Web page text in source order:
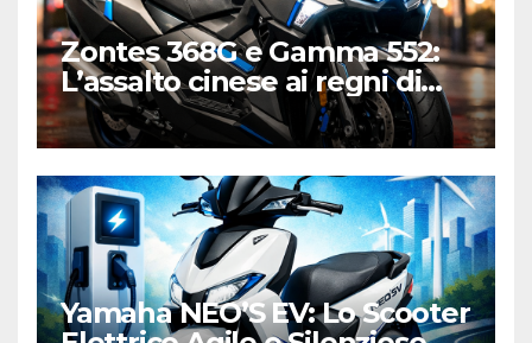
Zontes 368G e Gamma 552:
L’assalto cinese ai regni di
Honda e Yamaha
Yamaha NEO’S EV: Lo Scooter